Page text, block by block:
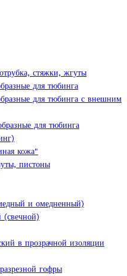
стяжки, жгуты
для тюбинга
для тюбинга с внешним
для тюбинга
кожа"
пистоны
и омедненный)
(свечной)
в прозрачной изоляции
гофры